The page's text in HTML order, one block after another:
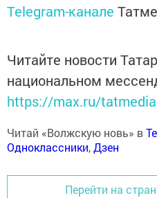
Telegram-канале
Читайте новости
национальном
https://max.ru/tatmedia
Читай «Волжскую новь» в
Одноклассники,Дзен
Перейти на